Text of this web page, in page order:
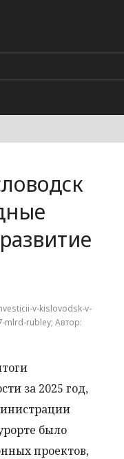
v-kislovodsk-v-
mlrd-rubley; Автор:
за 2025 год,
было
проектов,